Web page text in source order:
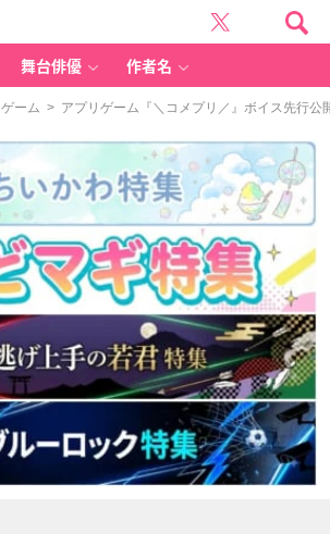
舞台俳優 作者名
ゲーム > アプリゲーム『＼コメプリ／』ボイス先行公